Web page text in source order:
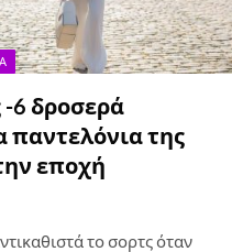
-6 δροσερά
παντελόνια της
εποχή
το σορτς όταν